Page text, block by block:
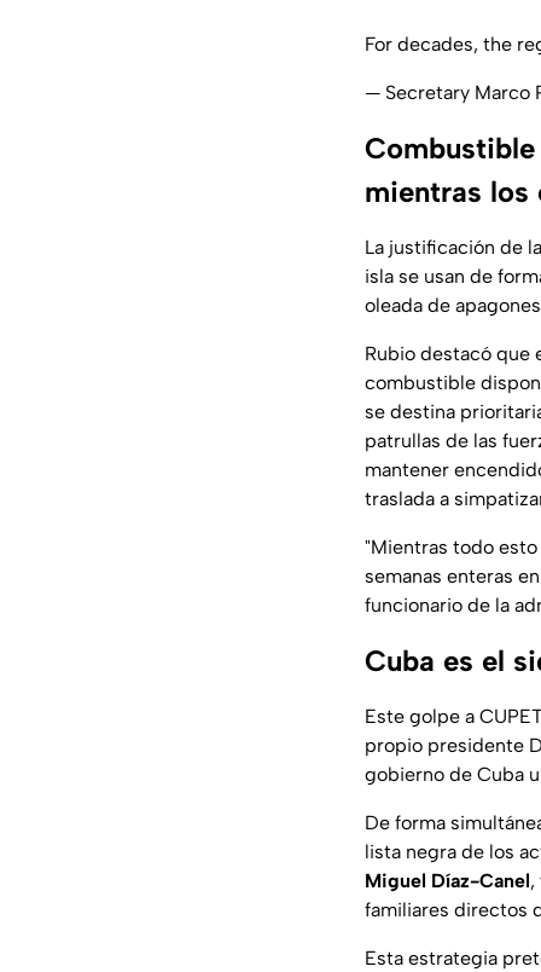
For decades, the
— Secretary Marco
mientras los
La justificación de
isla se usan de
oleada de
Rubio destacó que
combustible
se destina
patrullas de las
mantener
traslada a
"Mientras todo
semanas enteras
funcionario de la
Cuba es el
Este golpe a
propio presidente
gobierno de Cuba
De forma
lista negra de los
Miguel Díaz-Canel,
familiares directos
Esta estrategia